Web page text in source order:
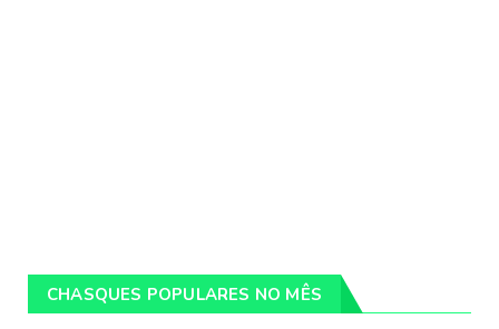
CHASQUES POPULARES NO MÊS